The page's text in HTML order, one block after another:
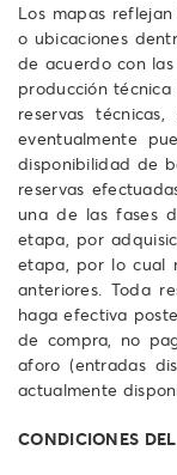
Los mapas
o ubicaciones
de acuerdo con
producción
reservas
eventualmente
disponibilidad de
reservas
una de las fases
etapa, por
etapa, por lo cual
anteriores. Toda
haga efectiva
de compra, no
aforo (entradas
actualmente
CONDICIONES